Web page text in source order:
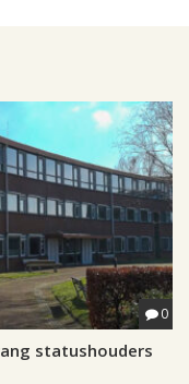
0
statushouders